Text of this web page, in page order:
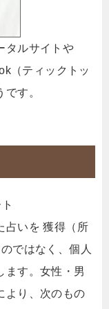
タルサイトや
（ティックトッ
す。
占いを 獲得（所
ではなく、個人
ます。女性・男
より、次のもの